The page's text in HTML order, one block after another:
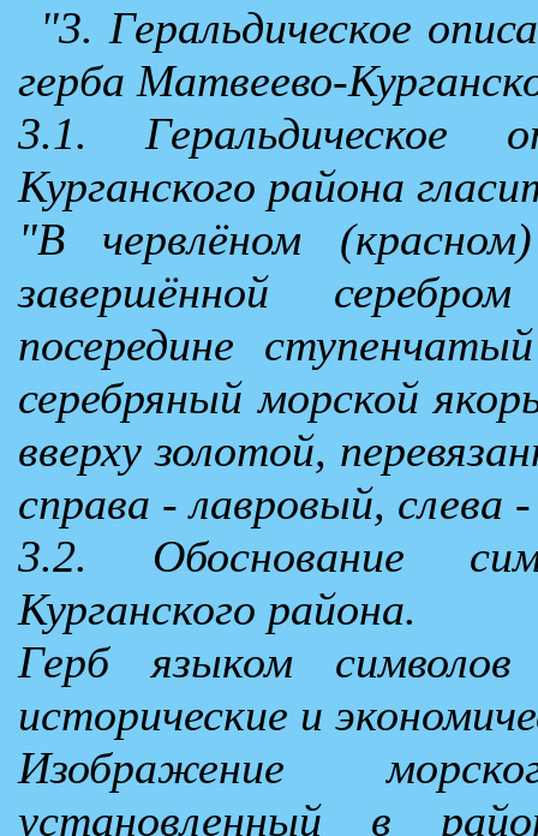
"3. Геральдическое
герба Матвеево-
3.1. Геральдическое
Курганского района
"В червлёном
завершённой
посередине
серебряный морской
вверху золотой,
справа - лавровый, слева
3.2. Обоснование
Курганского района.
Герб языком
исторические и
Изображение
установленный в